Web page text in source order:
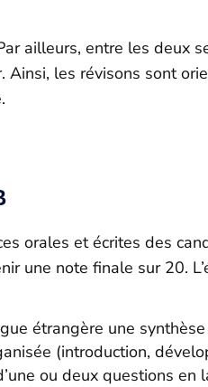
ailleurs, entre les deux
les révisons sont
orales et écrites des
une note finale sur 20.
étrangère une
(introduction,
ou deux questions